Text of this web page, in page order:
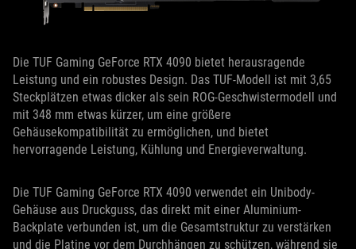
Die TUF Gaming GeForce RTX 4090 bietet herausragende
Leistung und ein robustes Design. Das TUF-Modell ist mit 3,65
Steckplätzen etwas dicker als sein ROG-Geschwistermodell und
mit 348 mm etwas kürzer, um eine größere
Gehäusekompatibilität zu ermöglichen, und bietet
hervorragende Leistung, Kühlung und Energieverwaltung.
Die TUF Gaming GeForce RTX 4090 verwendet ein Unibody-
Gehäuse aus Druckguss, das direkt mit einer Aluminium-
Backplate verbunden ist, um die Gesamtstruktur zu verstärken
und die Platine vor dem Durchhängen zu schützen, während sie